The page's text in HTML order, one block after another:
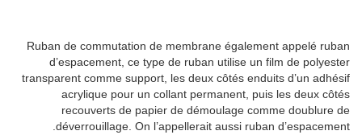
Ruban de commutation de membrane également appelé ruban
d’espacement, ce type de ruban utilise un film de polyester
transparent comme support, les deux côtés enduits d’un adhésif
acrylique pour un collant permanent, puis les deux côtés
recouverts de papier de démoulage comme doublure de
déverrouillage. On l’appellerait aussi ruban d’espacement.